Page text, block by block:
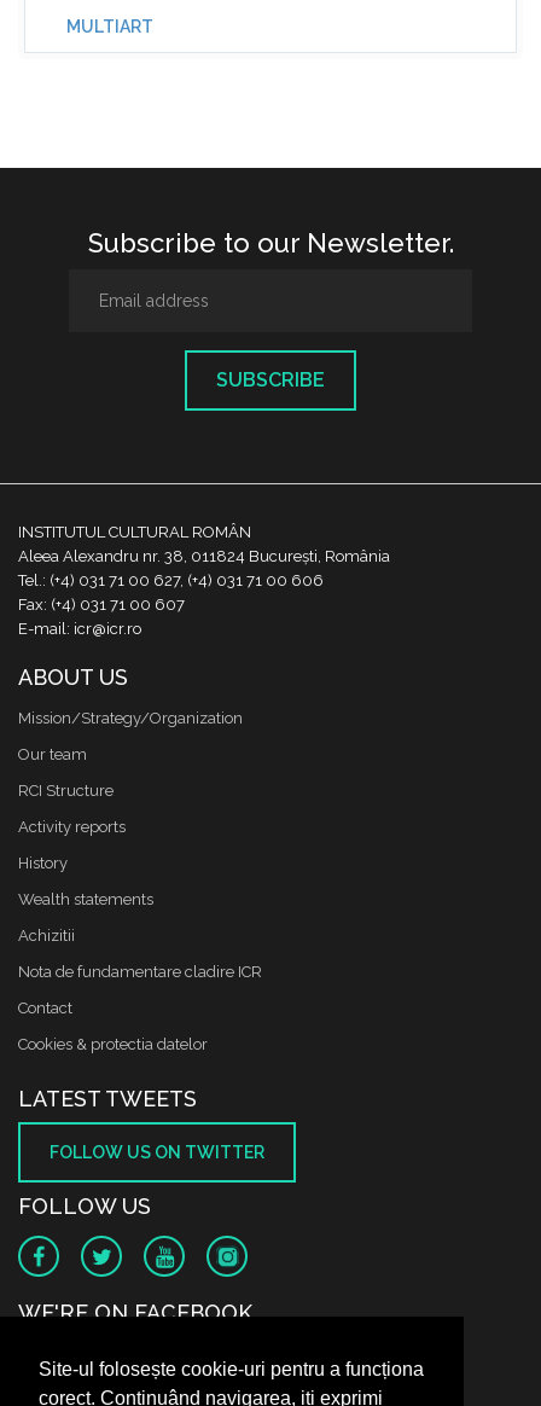
Site-ul folosește cookie-uri pentru a funcționa
corect. Continuând navigarea, iți exprimi
MULTIART
Subscribe to our Newsletter.
SUBSCRIBE
INSTITUTUL CULTURAL ROMÂN
Aleea Alexandru nr. 38, 011824 București, România
Tel.: (+4) 031 71 00 627, (+4) 031 71 00 606
Fax: (+4) 031 71 00 607
E-mail: icr@icr.ro
ABOUT US
Mission/Strategy/Organization
Our team
RCI Structure
Activity reports
History
Wealth statements
Achizitii
Nota de fundamentare cladire ICR
Contact
Cookies & protectia datelor
LATEST TWEETS
FOLLOW US ON TWITTER
FOLLOW US
WE'RE ON FACEBOOK